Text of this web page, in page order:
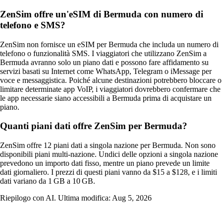
ZenSim offre un'eSIM di Bermuda con numero di
telefono e SMS?
ZenSim non fornisce un eSIM per Bermuda che includa un numero di
telefono o funzionalità SMS. I viaggiatori che utilizzano ZenSim a
Bermuda avranno solo un piano dati e possono fare affidamento su
servizi basati su Internet come WhatsApp, Telegram o iMessage per
voce e messaggistica. Poiché alcune destinazioni potrebbero bloccare o
limitare determinate app VoIP, i viaggiatori dovrebbero confermare che
le app necessarie siano accessibili a Bermuda prima di acquistare un
piano.
Quanti piani dati offre ZenSim per Bermuda?
ZenSim offre 12 piani dati a singola nazione per Bermuda. Non sono
disponibili piani multi‑nazione. Undici delle opzioni a singola nazione
prevedono un importo dati fisso, mentre un piano prevede un limite
dati giornaliero. I prezzi di questi piani vanno da $15 a $128, e i limiti
dati variano da 1 GB a 10 GB.
Riepilogo con AI. Ultima modifica: Aug 5, 2026